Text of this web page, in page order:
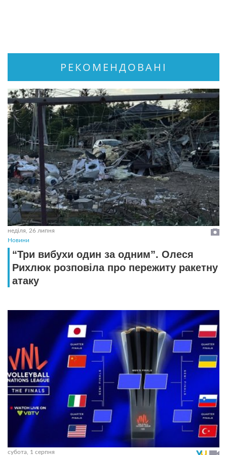
РЕКОМЕНДОВАНІ
неділя, 26 липня
Новини
“Три вибухи один за одним”. Олеся
Рихлюк розповіла про пережиту ракетну
атаку
субота, 1 серпня